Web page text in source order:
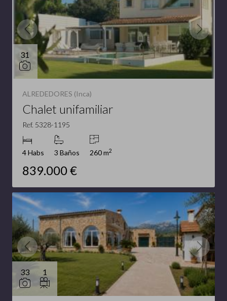
31
ALREDEDORES (Inca)
Chalet unifamiliar
Ref. 5328-1195
4 Habs 3 Baños 260 m2
839.000 €
33 1